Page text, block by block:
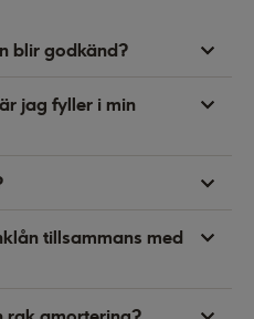
blir godkänd?
jag fyller i min
tillsammans med